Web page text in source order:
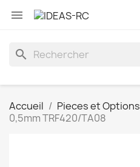

search
Accueil Pieces et Options
0,5mm TRF420/TA08